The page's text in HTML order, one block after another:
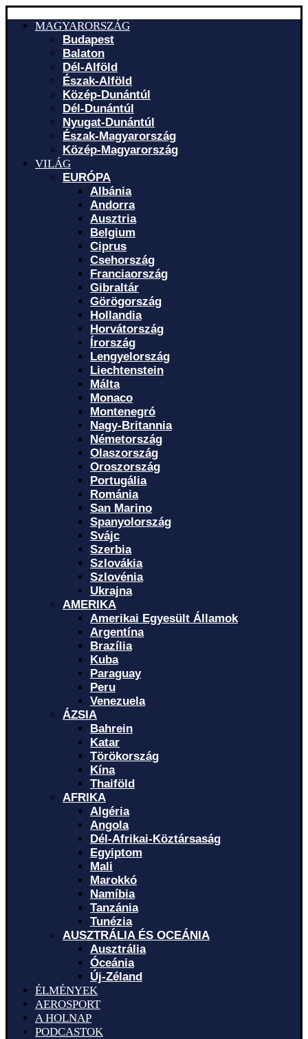
MAGYARORSZÁG
Budapest
Balaton
Dél-Alföld
Észak-Alföld
Közép-Dunántúl
Dél-Dunántúl
Nyugat-Dunántúl
Észak-Magyarország
Közép-Magyarország
VILÁG
EURÓPA
Albánia
Andorra
Ausztria
Belgium
Ciprus
Csehország
Franciaország
Gibraltár
Görögország
Hollandia
Horvátország
Írország
Lengyelország
Liechtenstein
Málta
Monaco
Montenegró
Nagy-Britannia
Németország
Olaszország
Oroszország
Portugália
Románia
San Marino
Spanyolország
Svájc
Szerbia
Szlovákia
Szlovénia
Ukrajna
AMERIKA
Amerikai Egyesült Államok
Argentína
Brazília
Kuba
Paraguay
Peru
Venezuela
ÁZSIA
Bahrein
Katar
Törökország
Kína
Thaiföld
AFRIKA
Algéria
Angola
Dél-Afrikai-Köztársaság
Egyiptom
Mali
Marokkó
Namíbia
Tanzánia
Tunézia
AUSZTRÁLIA ÉS OCEÁNIA
Ausztrália
Óceánia
Új-Zéland
ÉLMÉNYEK
AEROSPORT
A HOLNAP
PODCASTOK